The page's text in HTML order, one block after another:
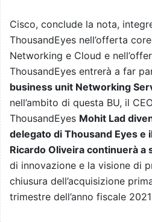
Cisco, conclude la nota,
ThousandEyes nell’offerta
Networking e Cloud e
ThousandEyes entrerà a far
business unit Networking
nell’ambito di questa BU, il
ThousandEyes Mohit Lad
delegato di Thousand Eyes e
Ricardo Oliveira continuerà a
di innovazione e la visione di
chiusura dell’acquisizione
trimestre dell’anno fiscale